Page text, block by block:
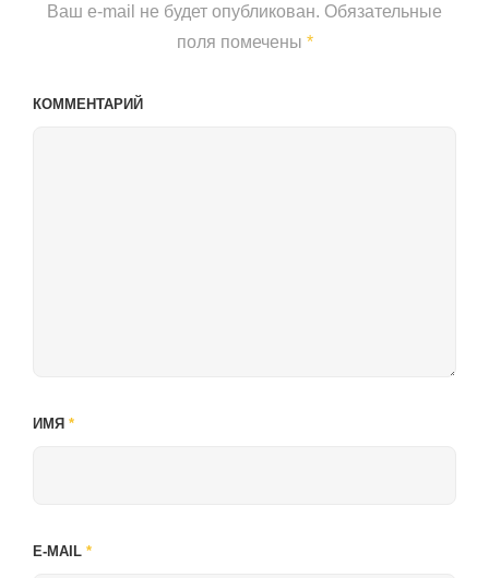
Ваш e-mail не будет опубликован. Обязательные
поля помечены *
КОММЕНТАРИЙ
ИМЯ *
E-MAIL *